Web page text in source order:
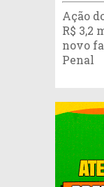
Ação
R$ 3,2
novo
Penal